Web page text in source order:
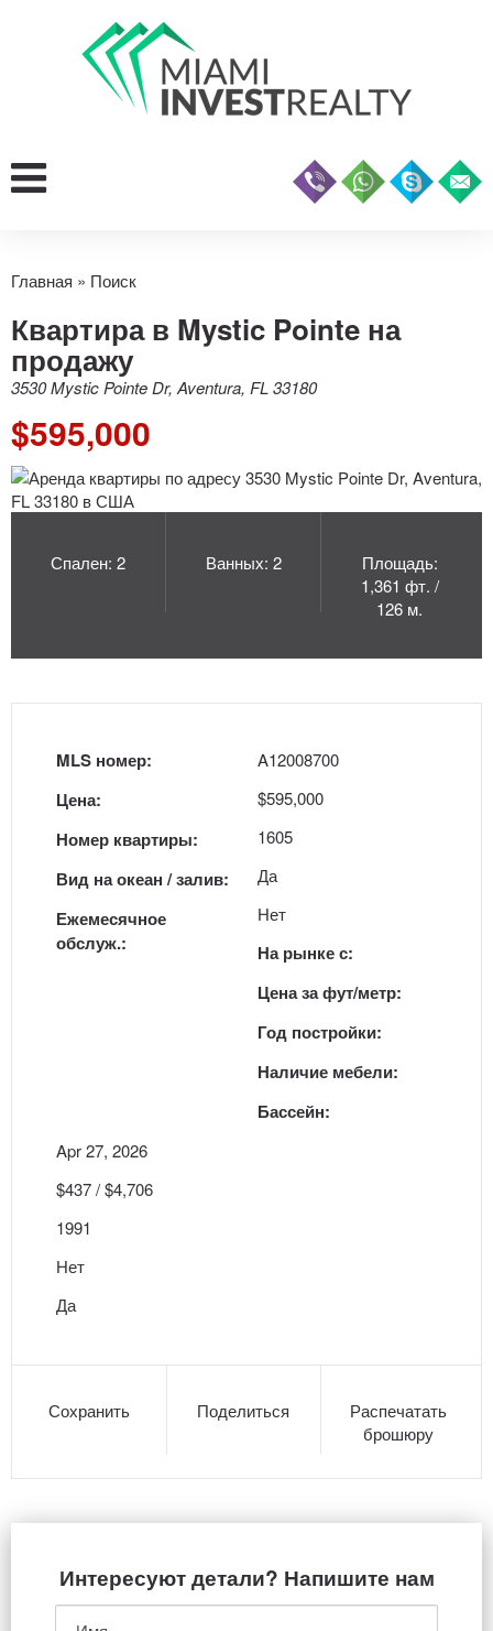
Главная » Поиск
Квартира в Mystic Pointe на
продажу
3530 Mystic Pointe Dr, Aventura, FL 33180
$595,000
Спален: 2 Ванных: 2
Площадь:
1,361 фт. /
126 м.
MLS номер:
Цена:
Номер квартиры:
Вид на океан / залив:
Ежемесячное
обслуж.:
A12008700
$595,000
1605
Да
Нет
На рынке с:
Цена за фут/метр:
Год постройки:
Наличие мебели:
Бассейн:
Apr 27, 2026
$437 / $4,706
1991
Нет
Да
Сохранить Поделиться
Распечатать
брошюру
Интересуют детали? Напишите нам